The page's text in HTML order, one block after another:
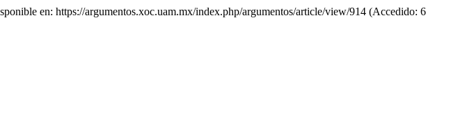
en: https://argumentos.xoc.uam.mx/index.php/argumentos/article/view/914 (Accedido: 6